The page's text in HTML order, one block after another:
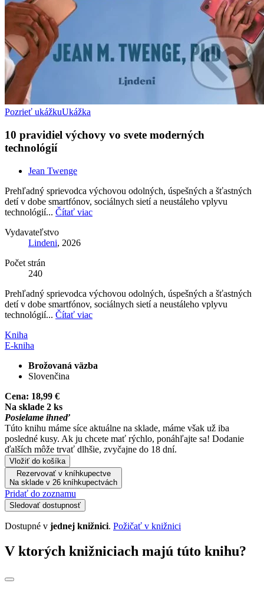
Pozrieť ukážkuUkážka
10 pravidiel výchovy vo svete moderných
technológií
Jean Twenge
Prehľadný sprievodca výchovou odolných, úspešných a šťastných
detí v dobe smartfónov, sociálnych sietí a neustáleho vplyvu
technológií... Čítať viac
Vydavateľstvo
Lindeni, 2026
Počet strán
240
Prehľadný sprievodca výchovou odolných, úspešných a šťastných
detí v dobe smartfónov, sociálnych sietí a neustáleho vplyvu
technológií... Čítať viac
Kniha
E-kniha
Brožovaná väzba
Slovenčina
Cena: 18,99 €
Na sklade 2 ks
Posielame ihneď
Túto knihu máme síce aktuálne na sklade, máme však už iba
posledné kusy. Ak ju chcete mať rýchlo, ponáhľajte sa! Dodanie
ďalších môže trvať dlhšie, zvyčajne do 18 dní.
Vložiť do košíka
Rezervovať v kníhkupectve
Na sklade v 26 kníhkupectvách
Pridať do zoznamu
Sledovať dostupnosť
Dostupné v jednej knižnici. Požičať v knižnici
V ktorých knižniciach majú túto knihu?